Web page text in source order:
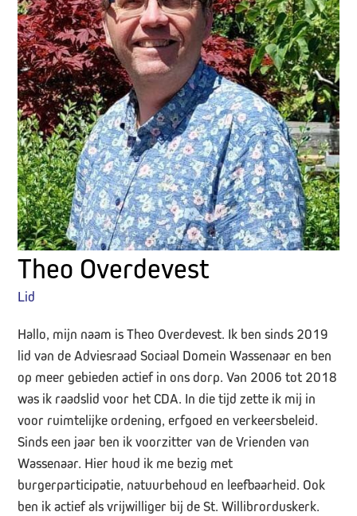
Theo Overdevest
Lid
Hallo, mijn naam is Theo Overdevest. Ik ben sinds 2019
lid van de Adviesraad Sociaal Domein Wassenaar en ben
op meer gebieden actief in ons dorp. Van 2006 tot 2018
was ik raadslid voor het CDA. In die tijd zette ik mij in
voor ruimtelijke ordening, erfgoed en verkeersbeleid.
Sinds een jaar ben ik voorzitter van de Vrienden van
Wassenaar. Hier houd ik me bezig met
burgerparticipatie, natuurbehoud en leefbaarheid. Ook
ben ik actief als vrijwilliger bij de St. Willibrorduskerk.